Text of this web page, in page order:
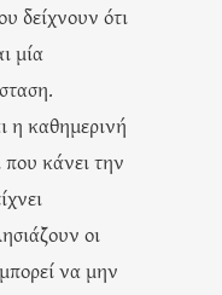
δείχνουν ότι
μία
η καθημερινή
κάνει την
οι
να μην